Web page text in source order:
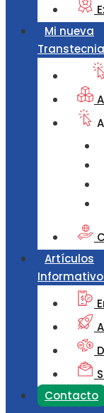
Mi nueva
Transtecnia
Artículos
Contacto